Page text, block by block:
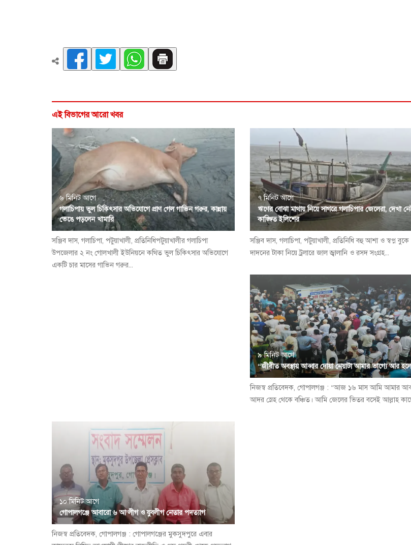
এই বিভাগের আরো খবর
৬ মিনিট আগে
গলাচিপায় ভুল চিকিৎসার অভিযোগে প্রাণ গেল গাভিন গরুর, কান্নায়
ভেঙে পড়লেন খামারি
সঞ্জিব দাস, গলাচিপা, পটুয়াখালী, প্রতিনিধিপটুয়াখালীর গলাচিপা
উপজেলার ২ নং গোলখালী ইউনিয়নে কথিত ভুল চিকিৎসার অভিযোগে
একটি চার মাসের গাভিন গরুর...
৭ মিনিট আগে
ঋণের বোঝা মাথায় নিয়ে সাগরে গলাচিপার জেলেরা, দেখা
কাঙ্ক্ষিত ইলিশের
সঞ্জিব দাস, গলাচিপা, পটুয়াখালী, প্রতিনিধি বহু আশা ও স্বপ্ন
দাদনের টাকা নিয়ে ট্রলারে জাল জ্বালানি ও রসদ সংগ্রহ...
৯ মিনিট আগে
“জীবীত অবস্থায় আব্বার দোয়া নেয়াটা আমার ভাগ্যে আর
নিজস্ব প্রতিবেদক, গোপালগঞ্জ : “আজ ১৬ মাস আমি আমার
আদর স্নেহ থেকে বঞ্চিত। আমি জেলের ভিতর বসেই আল্লাহ
১০ মিনিট আগে
গোপালগঞ্জে আবারো ৬ আ’লীগ ও যুবলীগ নেতার পদত্যাগ
নিজস্ব প্রতিবেদক, গোপালগঞ্জ : গোপালগঞ্জের মুকসুদপুরে এবার